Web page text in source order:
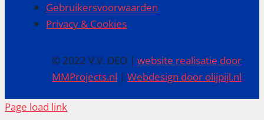
Gebruikersvoorwaarden
Privacy & Cookies
© 2022 V.V. DEO |website realisatie door
MMProjects.nl |Webdesign door olijpijl.nl
Page load link